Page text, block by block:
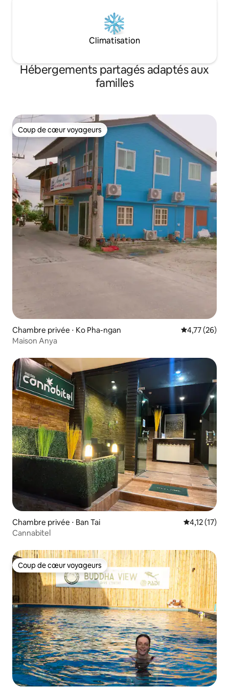
Climatisation
Hébergements partagés adaptés aux
familles
Coup de cœur voyageurs
Coup de cœur voyageurs
Chambre privée ⋅ Ko Pha-ngan Évaluation
4,77 (26)
Maison Anya
Chambre privée ⋅ Ban Tai Évaluation
4,12 (17)
Cannabitel
Coup de cœur voyageurs
Coup de cœur voyageurs